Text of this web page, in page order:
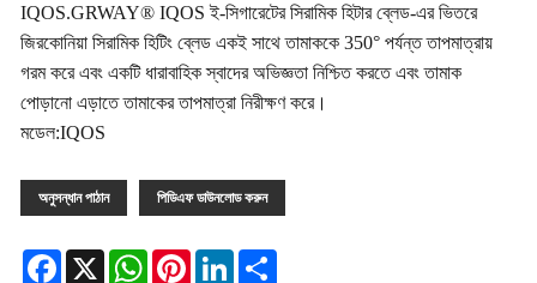
IQOS.GRWAY® IQOS ই-সিগারেটের সিরামিক হিটার ব্লেড-এর ভিতরে
জিরকোনিয়া সিরামিক হিটিং ব্লেড একই সাথে তামাককে 350° পর্যন্ত তাপমাত্রায়
গরম করে এবং একটি ধারাবাহিক স্বাদের অভিজ্ঞতা নিশ্চিত করতে এবং তামাক
পোড়ানো এড়াতে তামাকের তাপমাত্রা নিরীক্ষণ করে।
মডেল:IQOS
অনুসন্ধান পাঠান পিডিএফ ডাউনলোড করুন
Facebook
X WhatsAppPinterestLinkedIn